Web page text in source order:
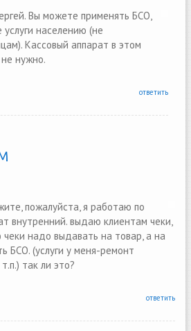
Вы можете применять БСО,
услуги населению (не
Кассовый аппарат в этом
не нужно.
ответить
пожалуйста, я работаю по
внутренний. выдаю клиентам чеки,
чеки надо выдавать на товар, а на
БСО. (услуги у меня-ремонт
так ли это?
ответить